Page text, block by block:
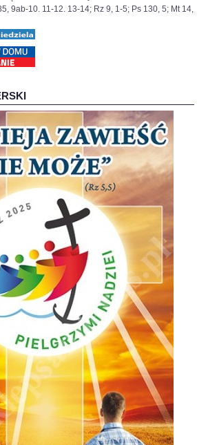
9ab-10. 11-12. 13-14; Rz 9, 1-5; Ps 130, 5; Mt 14,